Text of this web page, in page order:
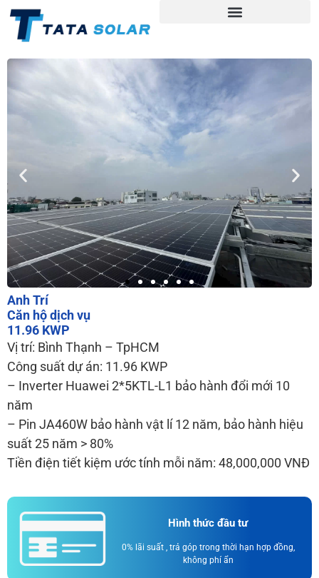
Anh Trí
Căn hộ dịch vụ
11.96 KWP
Vị trí: Bình Thạnh – TpHCM
Công suất dự án: 11.96 KWP
– Inverter Huawei 2*5KTL-L1 bảo hành đổi mới 10
năm
– Pin JA460W bảo hành vật lí 12 năm, bảo hành hiệu
suất 25 năm > 80%
Tiền điện tiết kiệm ước tính mỗi năm: 48,000,000 VNĐ
Hình thức đầu tư
0% lãi suất , trả góp trong thời hạn hợp đồng,
không phí ẩn